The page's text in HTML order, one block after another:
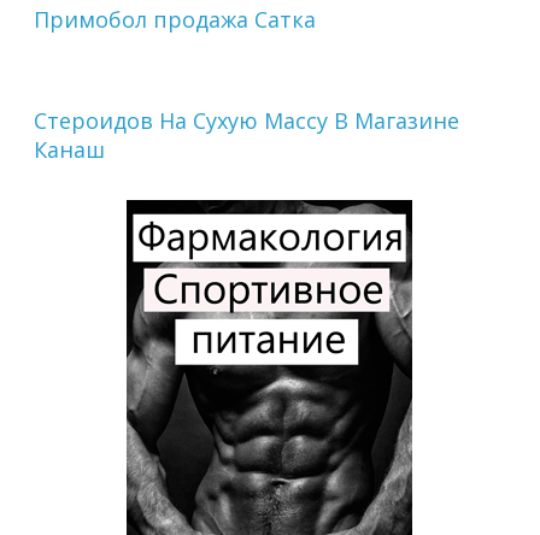
Примобол продажа Сатка
Стероидов На Сухую Массу В Магазине
Канаш